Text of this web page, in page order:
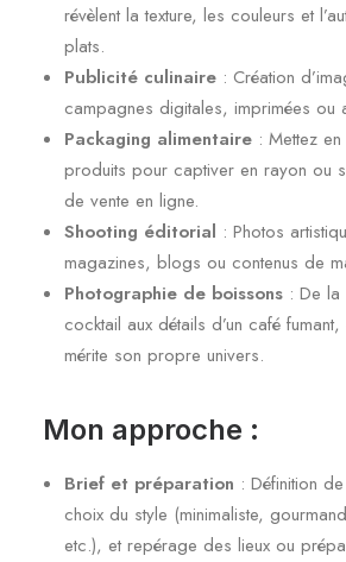
révèlent la texture, les couleurs et
plats.
Publicité culinaire : Création
campagnes digitales, imprimées ou
Packaging alimentaire : Mettez
produits pour captiver en rayon ou
de vente en ligne.
Shooting éditorial : Photos
magazines, blogs ou contenus de
Photographie de boissons : De la
cocktail aux détails d’un café
mérite son propre univers.
Mon approche :
Brief et préparation : Définition
choix du style (minimaliste,
etc.), et repérage des lieux ou